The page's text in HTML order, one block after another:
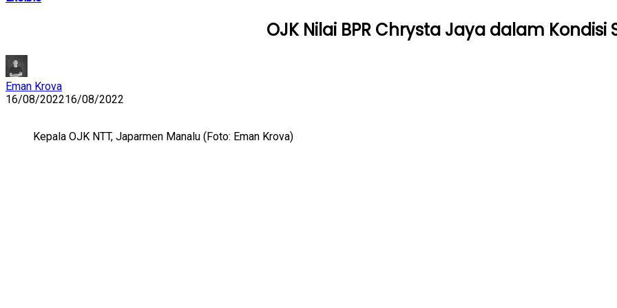
OJK Nilai BPR Chrysta Jaya dalam Kondisi
Eman Krova
16/08/202216/08/2022
Kepala OJK NTT, Japarmen Manalu (Foto: Eman Krova)